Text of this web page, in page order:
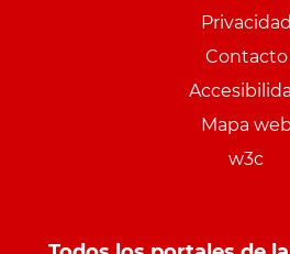
Privacidad
Contacto
Mapa web
w3c